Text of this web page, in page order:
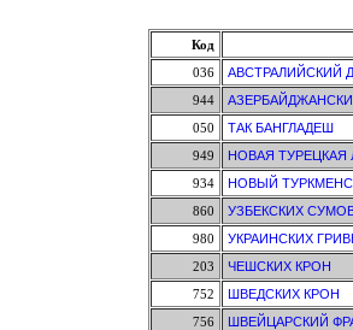
Код
036
АВСТРАЛИЙСКИЙ
944
050
ТАК БАНГЛАДЕШ
949
НОВАЯ ТУРЕЦКАЯ
934
НОВЫЙ
860
УЗБЕКСКИХ
980
УКРАИНСКИХ
203
ЧЕШСКИХ КРОН
752
ШВЕДСКИХ КРОН
756
ШВЕЙЦАРСКИЙ